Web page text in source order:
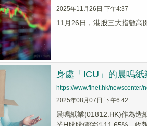
2025年11月26日 下午4:37
11月26日，港股三大指數高
身處「ICU」的晨鳴紙
https://www.finet.hk/
2025年08月07日 下午6:42
晨鳴紙業(01812.HK)作為造